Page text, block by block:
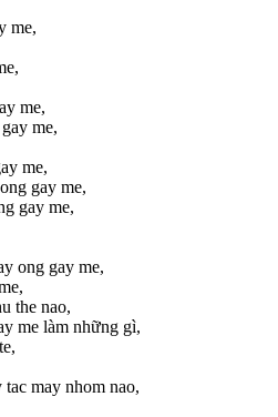
me,
me,
me,
me,
gay me,
gay me,
ong gay me,
the nao,
me làm những gì,
may nhom nao,